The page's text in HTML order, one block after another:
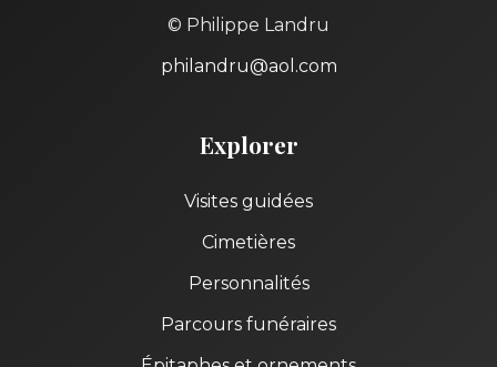
© Philippe Landru
philandru@aol.com
Explorer
Visites guidées
Cimetières
Personnalités
Parcours funéraires